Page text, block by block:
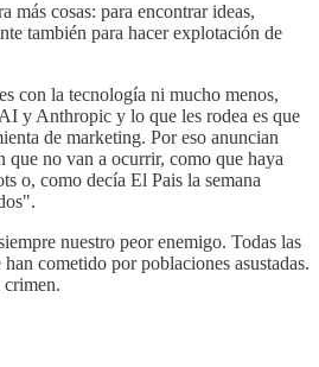
más cosas: para encontrar ideas,
también para hacer explotación de
con la tecnología ni mucho menos,
y Anthropic y lo que les rodea es que
de marketing. Por eso anuncian
que no van a ocurrir, como que haya
o, como decía El Pais la semana
nuestro peor enemigo. Todas las
cometido por poblaciones asustadas.
crimen.